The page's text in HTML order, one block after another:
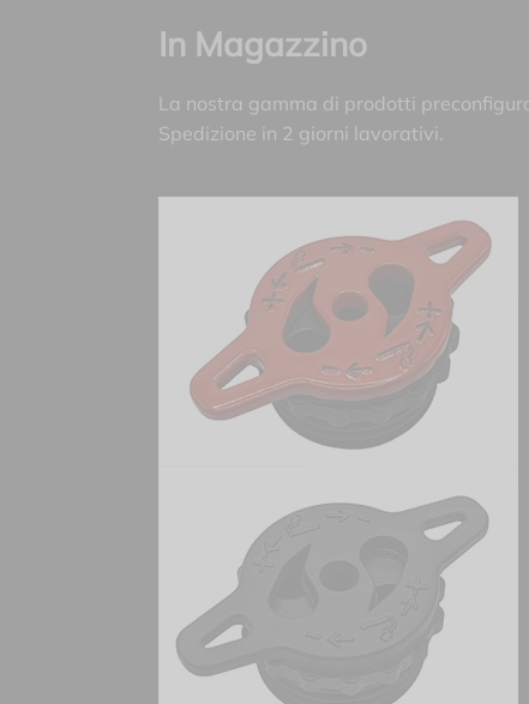
In Magazzino
La nostra gamma di prodotti
Spedizione in 2 giorni lavorativi.